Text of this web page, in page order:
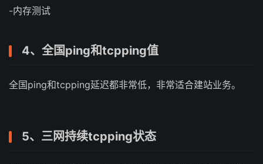
-内存测试
4、全国ping和tcpping值
全国ping和tcpping延迟都非常低，非常适合建站业务。
5、三网持续tcpping状态